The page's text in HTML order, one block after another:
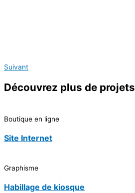
Suivant
Découvrez plus de projets
Boutique en ligne
Site Internet
Graphisme
Habillage de kiosque